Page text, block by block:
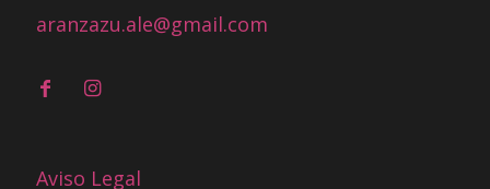
aranzazu.ale@gmail.com
Aviso Legal